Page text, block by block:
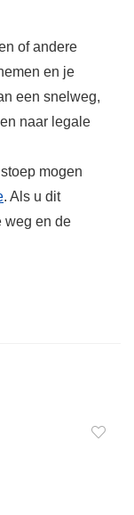
of andere
en je
een snelweg,
naar legale
mogen
. Als u dit
weg en de